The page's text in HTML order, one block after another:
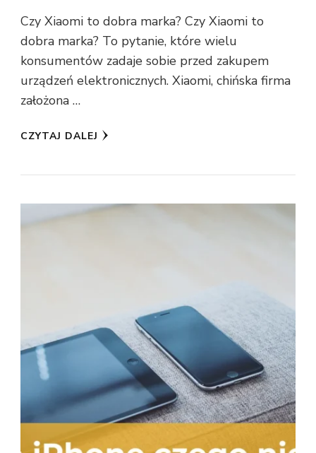
Czy Xiaomi to dobra marka? Czy Xiaomi to
dobra marka? To pytanie, które wielu
konsumentów zadaje sobie przed zakupem
urządzeń elektronicznych. Xiaomi, chińska firma
założona …
CZYTAJ DALEJ